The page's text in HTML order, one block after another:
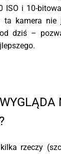
ISO i 10-
ta kamera nie
dziś –
rzeczy